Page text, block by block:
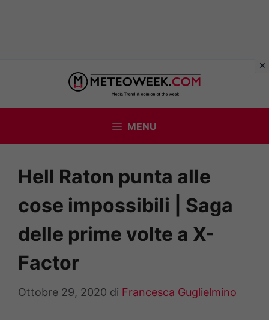
contenuto
MENU
Hell Raton punta alle
cose impossibili | Saga
delle prime volte a X-
Factor
Ottobre 29, 2020 di Francesca Guglielmino